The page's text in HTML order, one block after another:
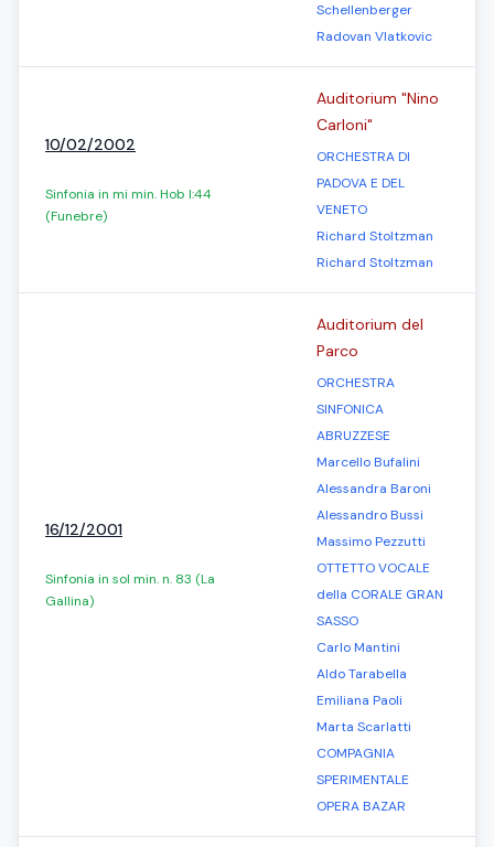
Schellenberger
Radovan Vlatkovic
10/02/2002
Sinfonia in mi min. Hob I:44
(Funebre)
Auditorium "Nino
Carloni"
ORCHESTRA DI
PADOVA E DEL
VENETO
Richard Stoltzman
Richard Stoltzman
16/12/2001
Sinfonia in sol min. n. 83 (La
Gallina)
Auditorium del
Parco
ORCHESTRA
SINFONICA
ABRUZZESE
Marcello Bufalini
Alessandra Baroni
Alessandro Bussi
Massimo Pezzutti
OTTETTO VOCALE
della CORALE GRAN
SASSO
Carlo Mantini
Aldo Tarabella
Emiliana Paoli
Marta Scarlatti
COMPAGNIA
SPERIMENTALE
OPERA BAZAR